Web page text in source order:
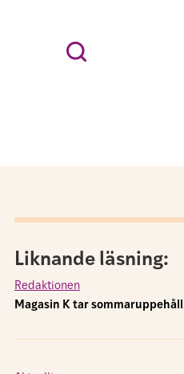
Liknande läsning:
Redaktionen
Magasin K tar sommaruppehåll